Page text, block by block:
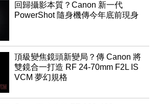
回歸攝影本質？Canon 新一代
PowerShot 隨身機傳今年底前現身
頂級變焦鏡頭新變局？傳 Canon 將
雙鏡合一打造 RF 24-70mm F2L IS
VCM 夢幻規格